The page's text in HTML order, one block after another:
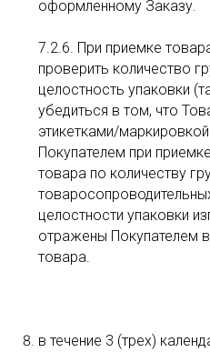
оформленному Заказу.
7.2.6. При приемке
проверить количество
целостность упаковки
убедиться в том, что
этикетками/
Покупателем при
товара по количеству
целостности упаковки
отражены Покупателем
товара.
в течение 3 (трех)